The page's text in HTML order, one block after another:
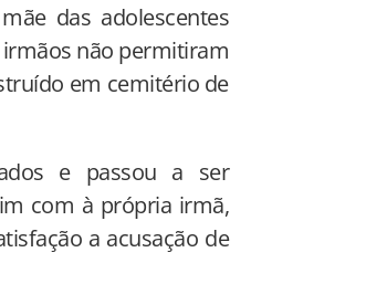
das adolescentes
irmãos não permitiram
em cemitério de
e passou a ser
com à própria irmã,
a acusação de